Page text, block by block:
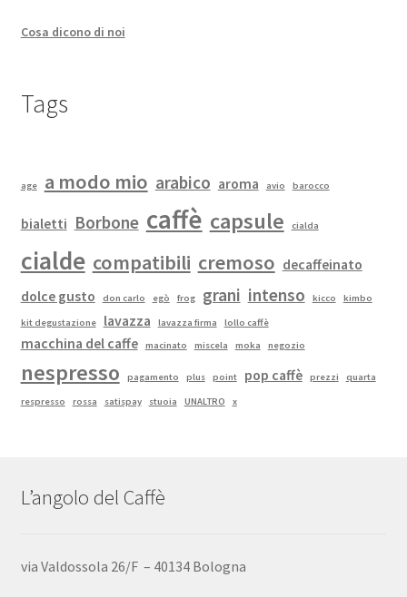
Cosa dicono di noi
Tags
age a modo mio arabico aroma avio barocco
bialetti Borbone caffè capsule cialda
cialde compatibili cremoso decaffeinato
dolce gusto
don carlo egò frog grani intenso kicco kimbo
kit degustazione lavazza lavazza firma lollo caffè
macchina del caffe macinato miscela moka negozio
nespresso pagamento plus point pop caffè prezzi quarta
respresso rossa satispay stuoia UNALTRO x
L’angolo del Caffè
via Valdossola 26/F – 40134 Bologna